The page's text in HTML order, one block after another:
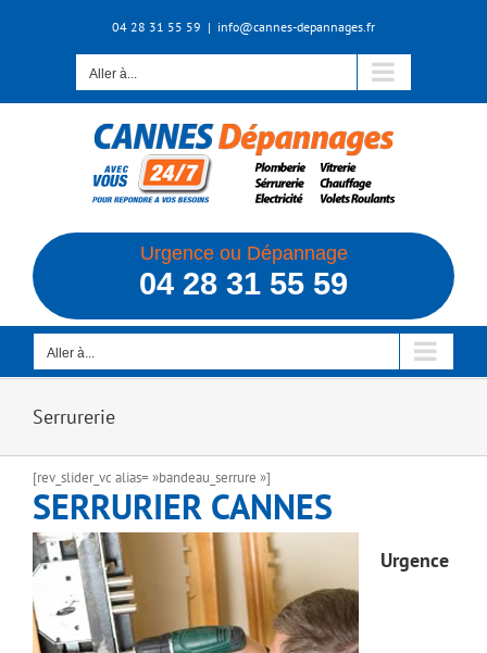
04 28 31 55 59 | info@cannes-depannages.fr
Aller à...
Urgence ou Dépannage
04 28 31 55 59
Aller à...
Serrurerie
[rev_slider_vc alias= »bandeau_serrure »]
SERRURIER CANNES
Urgence